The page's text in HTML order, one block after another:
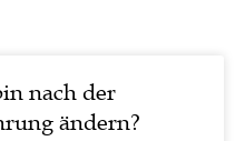
nach der
ändern?